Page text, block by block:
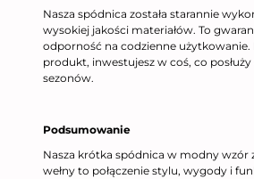
Nasza spódnica została starannie
wysokiej jakości materiałów. To
odporność na codzienne użytkowanie.
produkt, inwestujesz w coś, co posłuży
sezonów.
Podsumowanie
Nasza krótka spódnica w modny wzór
wełny to połączenie stylu, wygody i